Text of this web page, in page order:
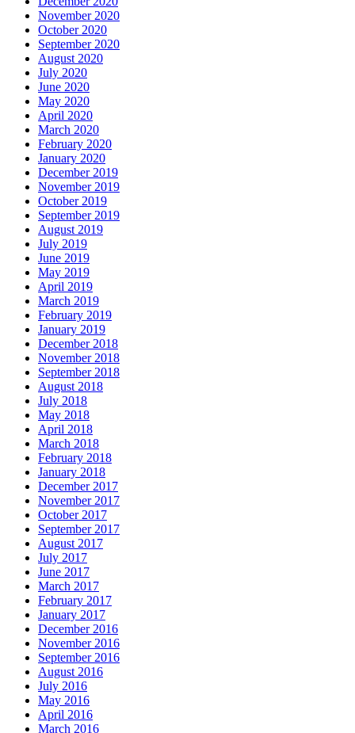
November 2020
October 2020
September 2020
August 2020
July 2020
June 2020
May 2020
April 2020
March 2020
February 2020
January 2020
December 2019
November 2019
October 2019
September 2019
August 2019
July 2019
June 2019
May 2019
April 2019
March 2019
February 2019
January 2019
December 2018
November 2018
September 2018
August 2018
July 2018
May 2018
April 2018
March 2018
February 2018
January 2018
December 2017
November 2017
October 2017
September 2017
August 2017
July 2017
June 2017
March 2017
February 2017
January 2017
December 2016
November 2016
September 2016
August 2016
July 2016
May 2016
April 2016
March 2016